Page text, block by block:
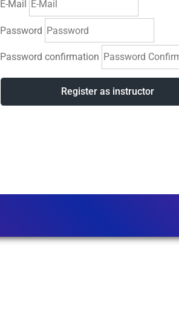
E-Mail
Password
Password confirmation
Register as instructor